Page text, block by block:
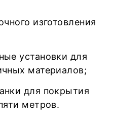
изготовления
установки для
материалов;
для покрытия
метров.